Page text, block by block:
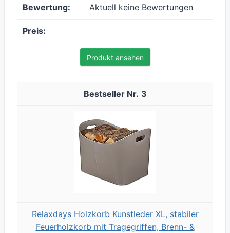
Aktuell keine Bewertungen
Produkt ansehen
3
Relaxdays Holzkorb Kunstleder XL, stabiler
Feuerholzkorb mit Tragegriffen, Brenn- &